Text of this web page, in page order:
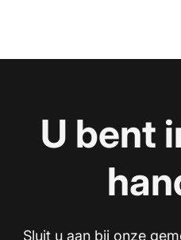
U bent
Sluit u aan bij onze